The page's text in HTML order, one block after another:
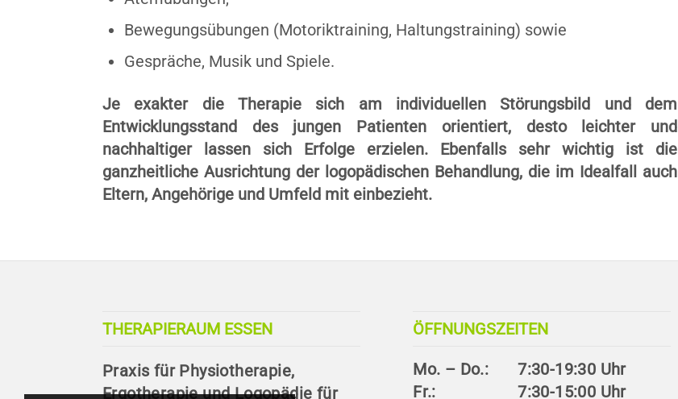
Bewegungsübungen (Motoriktraining, Haltungstraining) sowie
Gespräche, Musik und Spiele.
Je exakter die Therapie sich am individuellen Störungsbild und dem
Entwicklungsstand des jungen Patienten orientiert, desto leichter und
nachhaltiger lassen sich Erfolge erzielen. Ebenfalls sehr wichtig ist die
ganzheitliche Ausrichtung der logopädischen Behandlung, die im Idealfall auch
Eltern, Angehörige und Umfeld mit einbezieht.
THERAPIERAUM ESSEN
Praxis für Physiotherapie,
Ergotherapie und Logopädie für
ÖFFNUNGSZEITEN
Mo. – Do.:
7:30-19:30 Uhr
Fr.:
7:30-15:00 Uhr